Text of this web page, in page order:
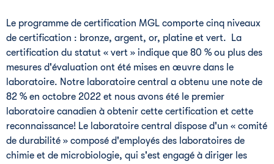
Le programme de certification MGL comporte cinq niveaux
de certification : bronze, argent, or, platine et vert. La
certification du statut « vert » indique que 80 % ou plus des
mesures d'évaluation ont été mises en œuvre dans le
laboratoire. Notre laboratoire central a obtenu une note de
82 % en octobre 2022 et nous avons été le premier
laboratoire canadien à obtenir cette certification et cette
reconnaissance! Le laboratoire central dispose d'un « comité
de durabilité » composé d'employés des laboratoires de
chimie et de microbiologie, qui s'est engagé à diriger les